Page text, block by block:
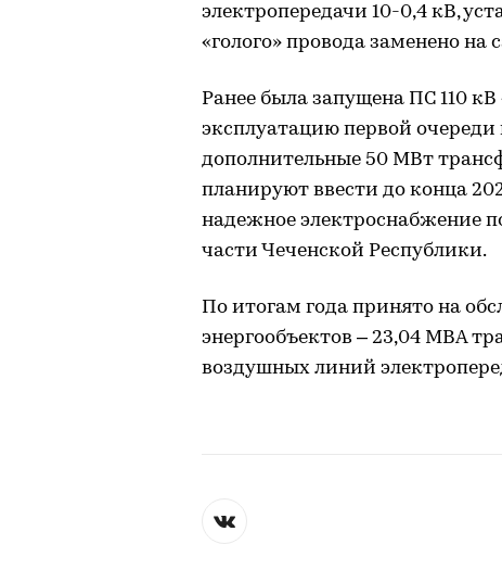
электропередачи 10-0,4 кВ,
«голого» провода заменено
Ранее была запущена ПС 110
эксплуатацию первой
дополнительные 50 МВт
планируют ввести до конца
надежное электроснабжение
части Чеченской Республики.
По итогам года принято на
энергообъектов – 23,04 МВА
воздушных линий